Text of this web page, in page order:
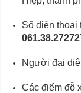
Số điện thoại
Người đại
Các điểm đỗ